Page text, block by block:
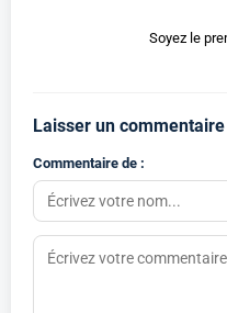
Soyez le
Laisser un commentaire
Commentaire de :